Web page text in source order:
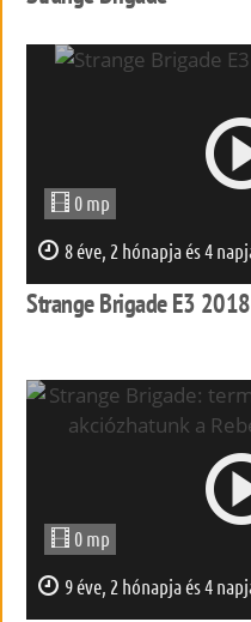
0 mp
8 éve, 2 hónapja és 4
Strange Brigade E3
0 mp
9 éve, 2 hónapja és 4